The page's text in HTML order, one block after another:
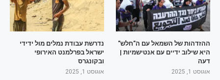
ההזדהות של השמאל עם ה"חלש"
היא שילוב ידיים עם אנטישמיות |
דעה
אוגוסט 1, 2025
נדרשת עבודת נמלים מול ידידי
ישראל בפרלמנט האירופי
ובקונגרס
אוגוסט 1, 2025